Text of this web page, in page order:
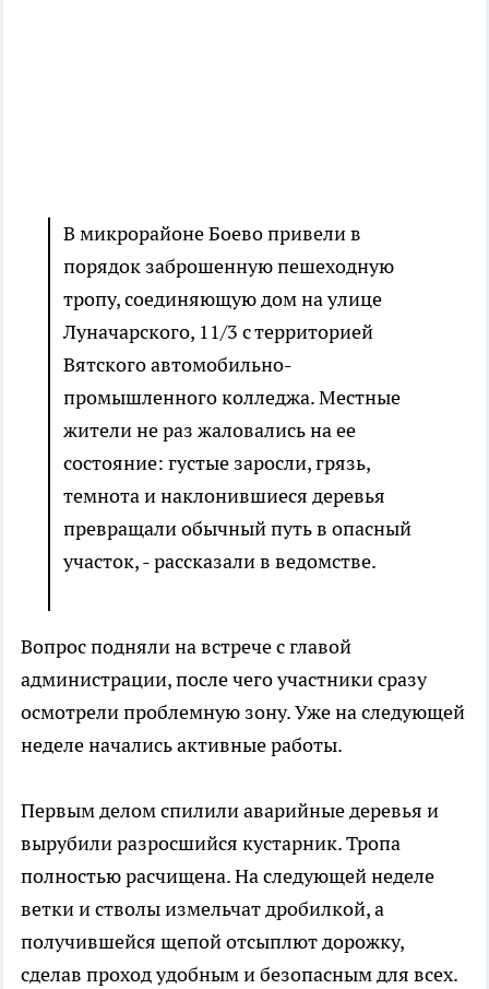
В микрорайоне Боево привели в
порядок заброшенную пешеходную
тропу, соединяющую дом на улице
Луначарского, 11/3 с территорией
Вятского автомобильно-
промышленного колледжа. Местные
жители не раз жаловались на ее
состояние: густые заросли, грязь,
темнота и наклонившиеся деревья
превращали обычный путь в опасный
участок, - рассказали в ведомстве.
Вопрос подняли на встрече с главой
администрации, после чего участники сразу
осмотрели проблемную зону. Уже на следующей
неделе начались активные работы.
Первым делом спилили аварийные деревья и
вырубили разросшийся кустарник. Тропа
полностью расчищена. На следующей неделе
ветки и стволы измельчат дробилкой, а
получившейся щепой отсыплют дорожку,
сделав проход удобным и безопасным для всех.